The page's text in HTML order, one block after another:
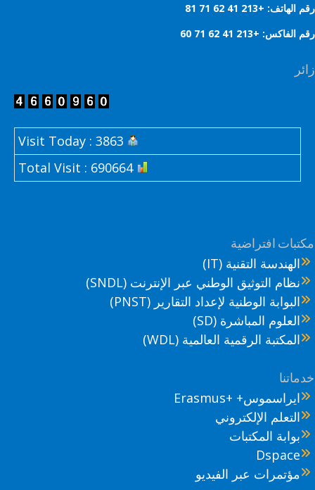
+213 41 62 71 81
+213 41 62 71 60
Visit Today : 3863
Total Visit : 690664
افتراضية
الهندسة التقنية (IT)
نظام التوثيق الوطني عبر الإنترنت (SNDL)
البوابة الوطنية لإعداد التقارير (PNST)
العلوم المباشرة (SD)
المكتبة الرقمية العالمية (WDL)
ايراسموس+ +Erasmus
التعلم الإلكتروني
بوابة المكتبات
Dspace
مؤتمرات عبر الفيديو